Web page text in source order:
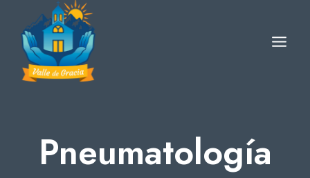
content
Pneumatología